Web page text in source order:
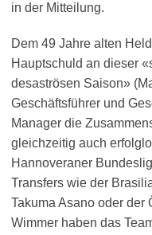
in der Mitteilung.
Dem 49 Jahre alten
Hauptschuld an dieser
desaströsen Saison»
Geschäftsführer und
Manager die
gleichzeitig auch
Hannoveraner
Transfers wie der
Takuma Asano oder der
Wimmer haben das